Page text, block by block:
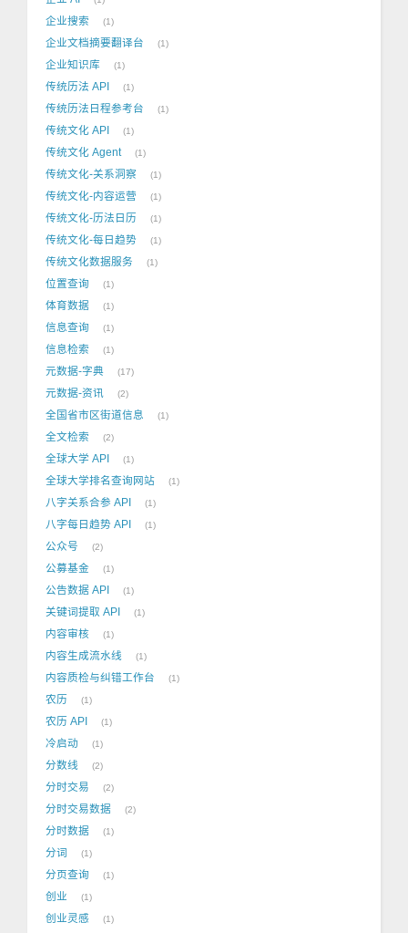
企业搜索 1
企业文档摘要翻译台 1
企业知识库 1
传统历法 API 1
传统历法日程参考台 1
传统文化 API 1
传统文化 Agent 1
传统文化-关系洞察 1
传统文化-内容运营 1
传统文化-历法日历 1
传统文化-每日趋势 1
传统文化数据服务 1
位置查询 1
体育数据 1
信息查询 1
信息检索 1
元数据-字典 17
元数据-资讯 2
全国省市区街道信息 1
全文检索 2
全球大学 API 1
全球大学排名查询网站 1
八字关系合参 API 1
八字每日趋势 API 1
公众号 2
公募基金 1
公告数据 API 1
关键词提取 API 1
内容审核 1
内容生成流水线 1
内容质检与纠错工作台 1
农历 1
农历 API 1
冷启动 1
分数线 2
分时交易 2
分时交易数据 2
分时数据 1
分词 1
分页查询 1
创业 1
创业灵感 1